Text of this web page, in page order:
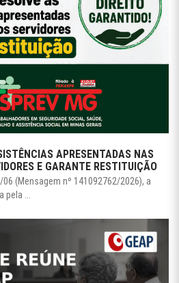
APRESENTADAS NAS
E GARANTE RESTITUIÇÃO
(Mensagem nº 141092762/2026), a
...